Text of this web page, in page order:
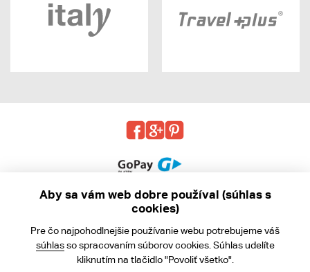
Obchodné podmienky
Ochrana osobných údajov
Aby sa vám web dobre používal (súhlas s
cookies)
Pre čo najpohodlnejšie používanie webu potrebujeme váš
súhlasso spracovaním súborov cookies. Súhlas udelíte
kliknutím na tlačidlo "Povoliť všetko".